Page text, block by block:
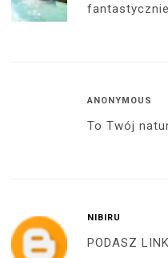
ANONYMOUS
To Twój
NIBIRU
PODASZ